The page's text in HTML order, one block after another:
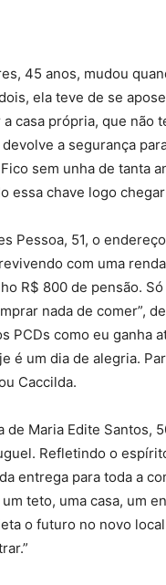
45 anos, mudou
ela teve de se
casa própria, que não
a segurança
sem unha de tanta
essa chave logo
Pessoa, 51, o
com uma
R$ 800 de pensão.
nada de comer”,
PCDs como eu ganha
é um dia de alegria.
Caccilda.
Maria Edite Santos,
Refletindo o
entrega para toda a
teto, uma casa, um
o futuro no novo